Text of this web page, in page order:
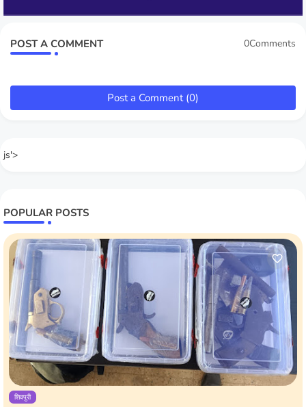
POST A COMMENT 0Comments
Post a Comment (0)
js'>
POPULAR POSTS
शिवपुरी